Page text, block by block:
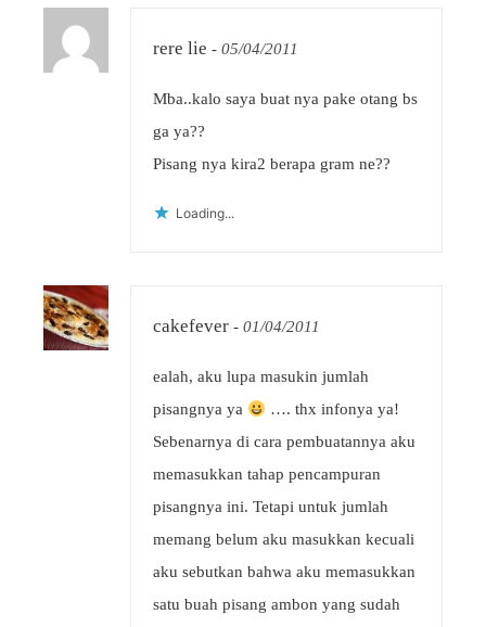
rere lie - 05/04/2011
Mba..kalo saya buat nya pake otang bs
ga ya??
Pisang nya kira2 berapa gram ne??
Loading...
cakefever - 01/04/2011
ealah, aku lupa masukin jumlah
pisangnya ya
…. thx infonya ya!
Sebenarnya di cara pembuatannya aku
memasukkan tahap pencampuran
pisangnya ini. Tetapi untuk jumlah
memang belum aku masukkan kecuali
aku sebutkan bahwa aku memasukkan
satu buah pisang ambon yang sudah